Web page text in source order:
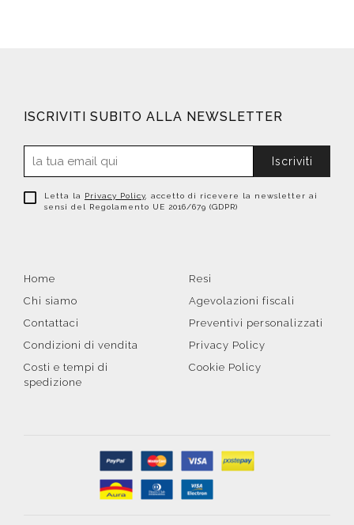
ISCRIVITI SUBITO ALLA NEWSLETTER
Iscriviti
Letta la Privacy Policy , accetto di ricevere la newsletter ai
sensi del Regolamento UE 2016/679 (GDPR)
Home
Chi siamo
Contattaci
Condizioni di vendita
Costi e tempi di
spedizione
Resi
Agevolazioni fiscali
Preventivi personalizzati
Privacy Policy
Cookie Policy